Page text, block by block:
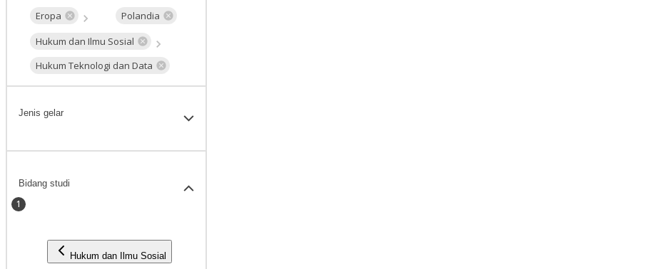
Eropa
Polandia
Hukum dan Ilmu Sosial
Hukum Teknologi dan Data
Jenis gelar
Bidang studi
1
Hukum dan Ilmu Sosial